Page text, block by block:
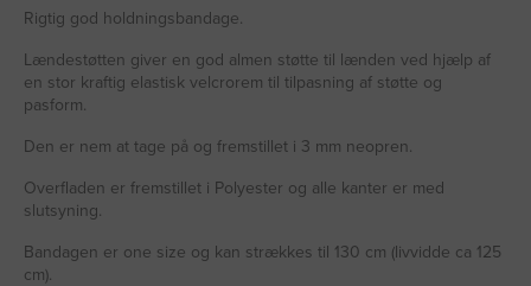
Rigtig god holdningsbandage.
Lændestøtten giver en god almen støtte til lænden ved hjælp af
en stor kraftig elastisk velcrorem til tilpasning af støtte og
pasform.
Den er nem at tage på og fremstillet i 3 mm neopren.
Overfladen er fremstillet i Polyester og alle kanter er med
slutsyning.
Bandagen er one size og kan strækkes til 130 cm (livvidde ca 125
cm).